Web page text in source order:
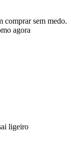
comprar sem medo.
agora
ligeiro